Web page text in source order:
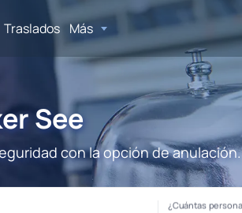
Traslados Más
See
con la opción de anulación.